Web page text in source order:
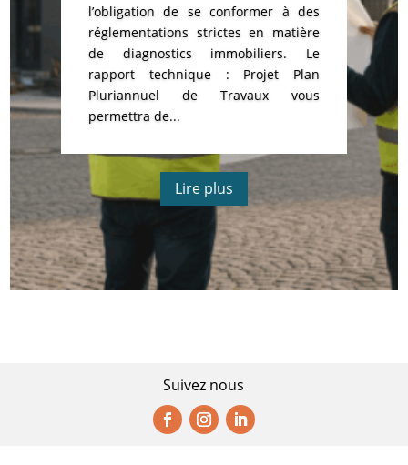
l’obligation de se conformer à des
réglementations strictes en matière
de diagnostics immobiliers. Le
rapport technique : Projet Plan
Pluriannuel de Travaux vous
permettra de...
Lire plus
Suivez nous